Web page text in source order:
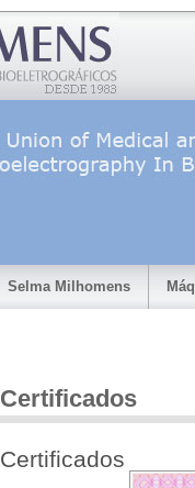
Selma Milhomens
Certificados
Certificados